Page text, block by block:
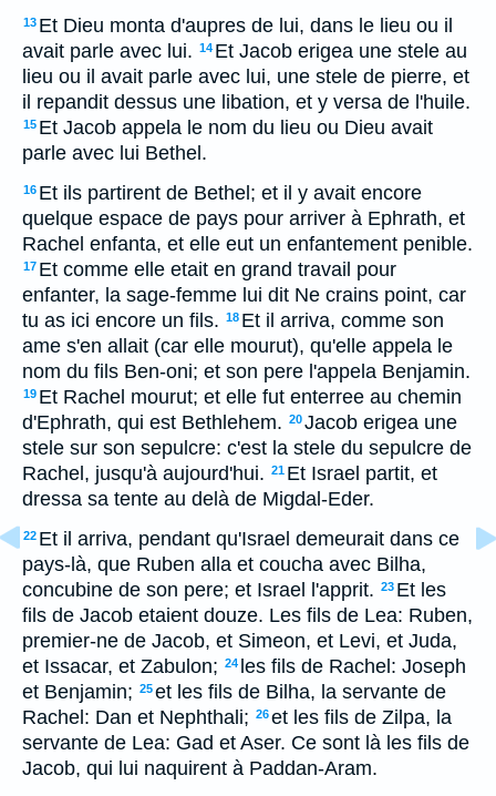
13 Et Dieu monta d'aupres de lui, dans le lieu ou il
avait parle avec lui. 14 Et Jacob erigea une stele au
lieu ou il avait parle avec lui, une stele de pierre, et
il repandit dessus une libation, et y versa de l'huile.
15 Et Jacob appela le nom du lieu ou Dieu avait
parle avec lui Bethel.
16 Et ils partirent de Bethel; et il y avait encore
quelque espace de pays pour arriver à Ephrath, et
Rachel enfanta, et elle eut un enfantement penible.
17 Et comme elle etait en grand travail pour
enfanter, la sage-femme lui dit Ne crains point, car
tu as ici encore un fils. 18 Et il arriva, comme son
ame s'en allait (car elle mourut), qu'elle appela le
nom du fils Ben-oni; et son pere l'appela Benjamin.
19 Et Rachel mourut; et elle fut enterree au chemin
d'Ephrath, qui est Bethlehem. 20Jacob erigea une
stele sur son sepulcre: c'est la stele du sepulcre de
Rachel, jusqu'à aujourd'hui. 21 Et Israel partit, et
dressa sa tente au delà de Migdal-Eder.
22 Et il arriva, pendant qu'Israel demeurait dans ce
pays-là, que Ruben alla et coucha avec Bilha,
concubine de son pere; et Israel l'apprit. 23 Et les
fils de Jacob etaient douze. Les fils de Lea: Ruben,
premier-ne de Jacob, et Simeon, et Levi, et Juda,
et Issacar, et Zabulon; 24 les fils de Rachel: Joseph
et Benjamin; 25et les fils de Bilha, la servante de
Rachel: Dan et Nephthali; 26et les fils de Zilpa, la
servante de Lea: Gad et Aser. Ce sont là les fils de
Jacob, qui lui naquirent à Paddan-Aram.